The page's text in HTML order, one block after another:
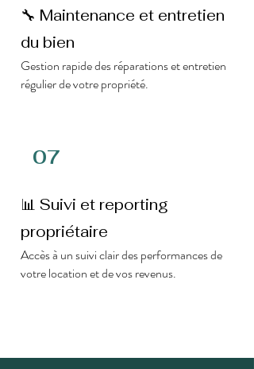
🔧 Maintenance et entretien
du bien
Gestion rapide des réparations et entretien
régulier de votre propriété.
07
📊 Suivi et reporting
propriétaire
Accès à un suivi clair des performances de
votre location et de vos revenus.